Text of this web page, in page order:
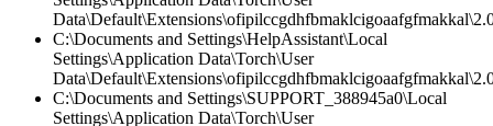
C:\Documents and Settings\HelpAssistant\Local
Settings\Application Data\Torch\User
C:\Documents and Settings\SUPPORT_388945a0\Local
Settings\Application Data\Torch\User